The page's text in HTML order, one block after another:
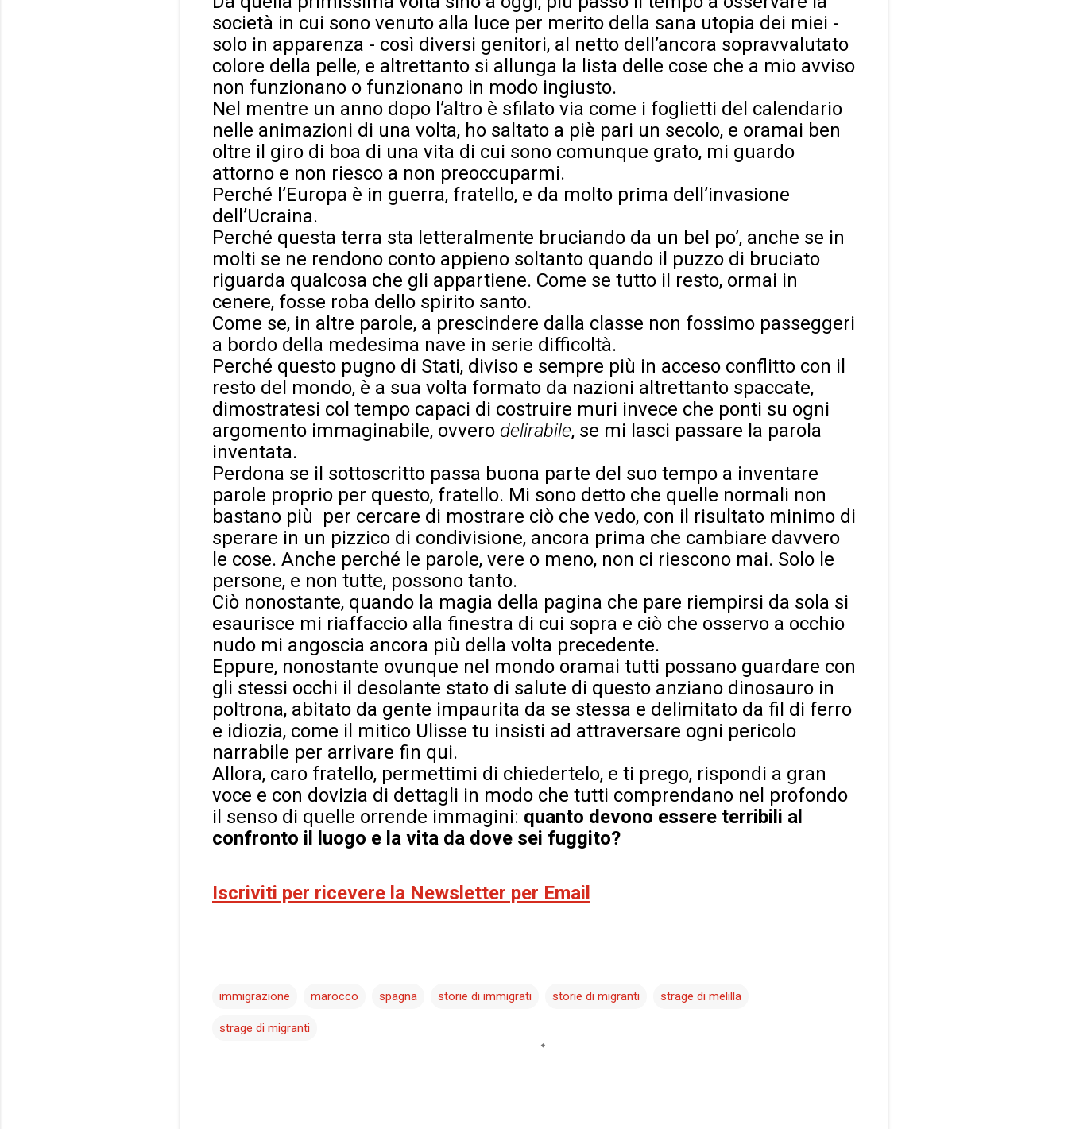
società in cui sono venuto alla luce per merito della sana utopia dei miei -
solo in apparenza - così diversi genitori, al netto dell’ancora sopravvalutato
colore della pelle, e altrettanto si allunga la lista delle cose che a mio avviso
non funzionano o funzionano in modo ingiusto.
Nel mentre un anno dopo l’altro è sfilato via come i foglietti del calendario
nelle animazioni di una volta, ho saltato a piè pari un secolo, e oramai ben
oltre il giro di boa di una vita di cui sono comunque grato, mi guardo
attorno e non riesco a non preoccuparmi.
Perché l’Europa è in guerra, fratello, e da molto prima dell’invasione
dell’Ucraina.
Perché questa terra sta letteralmente bruciando da un bel po’, anche se in
molti se ne rendono conto appieno soltanto quando il puzzo di bruciato
riguarda qualcosa che gli appartiene. Come se tutto il resto, ormai in
cenere, fosse roba dello spirito santo.
Come se, in altre parole, a prescindere dalla classe non fossimo passeggeri
a bordo della medesima nave in serie difficoltà.
Perché questo pugno di Stati, diviso e sempre più in acceso conflitto con il
resto del mondo, è a sua volta formato da nazioni altrettanto spaccate,
dimostratesi col tempo capaci di costruire muri invece che ponti su ogni
argomento immaginabile, ovvero delirabile, se mi lasci passare la parola
inventata.
Perdona se il sottoscritto passa buona parte del suo tempo a inventare
parole proprio per questo, fratello. Mi sono detto che quelle normali non
bastano più per cercare di mostrare ciò che vedo, con il risultato minimo di
sperare in un pizzico di condivisione, ancora prima che cambiare davvero
le cose. Anche perché le parole, vere o meno, non ci riescono mai. Solo le
persone, e non tutte, possono tanto.
Ciò nonostante, quando la magia della pagina che pare riempirsi da sola si
esaurisce mi riaffaccio alla finestra di cui sopra e ciò che osservo a occhio
nudo mi angoscia ancora più della volta precedente.
Eppure, nonostante ovunque nel mondo oramai tutti possano guardare con
gli stessi occhi il desolante stato di salute di questo anziano dinosauro in
poltrona, abitato da gente impaurita da se stessa e delimitato da fil di ferro
e idiozia, come il mitico Ulisse tu insisti ad attraversare ogni pericolo
narrabile per arrivare fin qui.
Allora, caro fratello, permettimi di chiedertelo, e ti prego, rispondi a gran
voce e con dovizia di dettagli in modo che tutti comprendano nel profondo
il senso di quelle orrende immagini: quanto devono essere terribili al
confronto il luogo e la vita da dove sei fuggito?
Iscriviti per ricevere la Newsletter per Email
immigrazione marocco spagna storie di immigrati storie di migranti strage di melilla
strage di migranti